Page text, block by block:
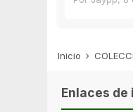
Inicio
Enlaces de